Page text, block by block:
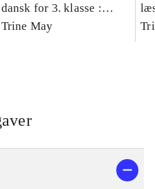
dansk for 3. klasse :
grundbog -- Arbejdsbog.
Trine May
-